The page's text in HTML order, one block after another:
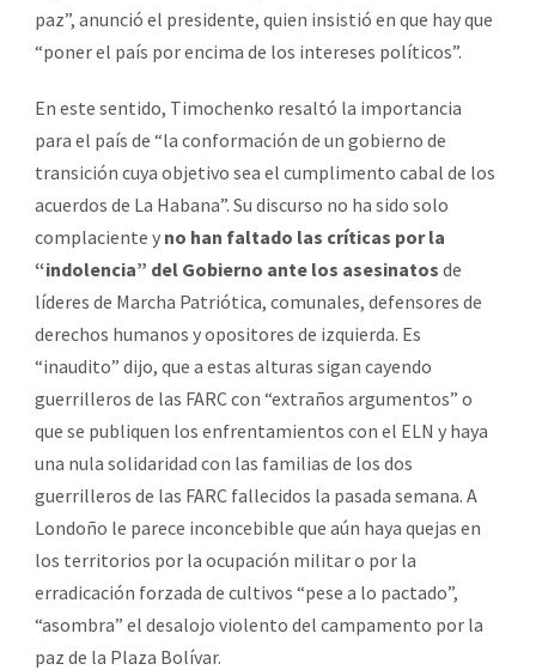
paz”, anunció el presidente, quien insistió en que hay que
“poner el país por encima de los intereses políticos”.
En este sentido, Timochenko resaltó la importancia
para el país de “la conformación de un gobierno de
transición cuya objetivo sea el cumplimento cabal de los
acuerdos de La Habana”. Su discurso no ha sido solo
complaciente y no han faltado las críticas por la
“indolencia” del Gobierno ante los asesinatos de
líderes de Marcha Patriótica, comunales, defensores de
derechos humanos y opositores de izquierda. Es
“inaudito” dijo, que a estas alturas sigan cayendo
guerrilleros de las FARC con “extraños argumentos” o
que se publiquen los enfrentamientos con el ELN y haya
una nula solidaridad con las familias de los dos
guerrilleros de las FARC fallecidos la pasada semana. A
Londoño le parece inconcebible que aún haya quejas en
los territorios por la ocupación militar o por la
erradicación forzada de cultivos “pese a lo pactado”,
“asombra” el desalojo violento del campamento por la
paz de la Plaza Bolívar.